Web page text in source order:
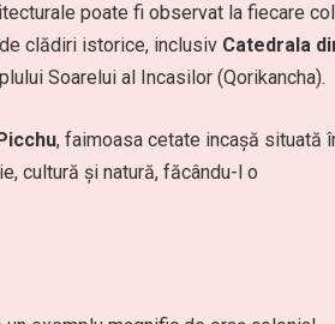
poate fi observat la fiecare
clădiri istorice, inclusiv Catedrala
Soarelui al Incasilor (Qorikancha).
, faimoasa cetate incașă situată
cultură și natură, făcându-l o